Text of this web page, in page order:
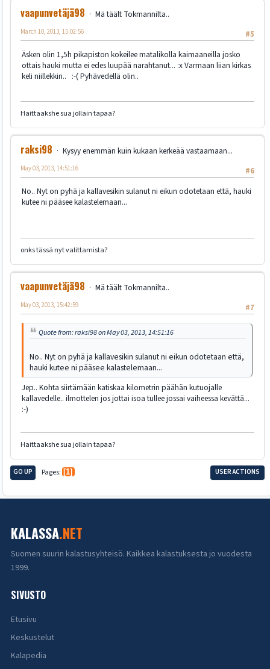
vaapunvetäjä98
Mä täält Tokmannilta..
#5
March 10, 2013, 15:02:56
Äsken olin 1,5h pikapiston kokeilee matalikolla kaimaaneilla josko
ottais hauki mutta ei edes luupää narahtanut... :x Varmaan liian kirkas
keli niillekkin.. :-( Pyhävedellä olin..
Haittaakshe sua jollain tapaa?
raksi98
Kysyy enemmän kuin kukaan kerkeää vastaamaan...
#6
May 03, 2013, 14:51:16
No.. Nyt on pyhä ja kallavesikin sulanut ni eikun odotetaan että, hauki
kutee ni pääsee kalastelemaan...
onks tässä nyt valittamista?
vaapunvetäjä98
Mä täält Tokmannilta..
#7
May 03, 2013, 15:42:59
Quote from: raksi98 on May 03, 2013, 14:51:16
No.. Nyt on pyhä ja kallavesikin sulanut ni eikun odotetaan että,
hauki kutee ni pääsee kalastelemaan...
Jep.. Kohta siirtämään katiskaa kilometrin päähän kutuojalle
kallavedelle.. ilmottelen jos jottai isoa tullee jossai vaiheessa kevättä...
:-)
Haittaakshe sua jollain tapaa?
GO UP Pages 1 USER ACTIONS
KALASSA.NET
Suomen suurin kalastusyhteisö. Kaikkea kalastuksesta jo vuodesta
1999.
SIVUSTO
Etusivu
Keskustelut
Kalapedia